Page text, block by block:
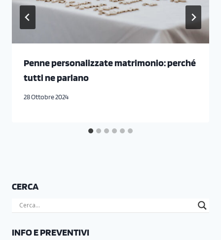
Penne personalizzate matrimonio: perché
tutti ne parlano
28 Ottobre 2024
CERCA
INFO E PREVENTIVI